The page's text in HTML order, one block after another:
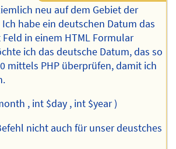
neu auf dem Gebiet der
habe ein deutschen Datum das
in einem HTML Formular
ich das deutsche Datum, das so
mittels PHP überprüfen, damit ich
, int $day , int $year )
nicht auch für unser deustches